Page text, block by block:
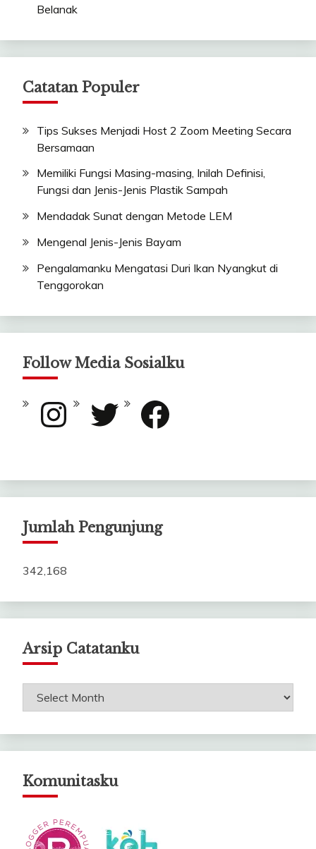
Belanak
Catatan Populer
Tips Sukses Menjadi Host 2 Zoom Meeting Secara
Bersamaan
Memiliki Fungsi Masing-masing, Inilah Definisi,
Fungsi dan Jenis-Jenis Plastik Sampah
Mendadak Sunat dengan Metode LEM
Mengenal Jenis-Jenis Bayam
Pengalamanku Mengatasi Duri Ikan Nyangkut di
Tenggorokan
Follow Media Sosialku
Instagram Twitter Facebook
Jumlah Pengunjung
342,168
Arsip Catatanku
Arsip
Komunitasku